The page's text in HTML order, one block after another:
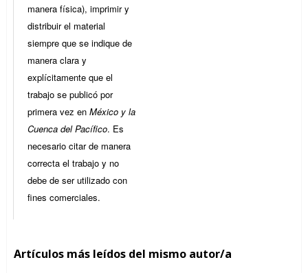
manera física), imprimir y
distribuir el material
siempre que se indique de
manera clara y
explícitamente que el
trabajo se publicó por
primera vez en México y la
Cuenca del Pacífico. Es
necesario citar de manera
correcta el trabajo y no
debe de ser utilizado con
fines comerciales.
Artículos más leídos del mismo autor/a